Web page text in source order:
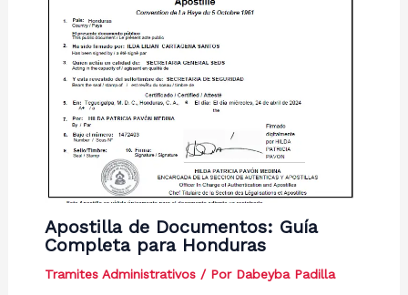
Apostilla de Documentos: Guía
Completa para Honduras
Tramites Administrativos/ Por Dabeyba Padilla